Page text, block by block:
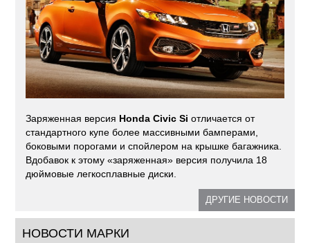
Заряженная версия Honda Civic Si отличается от
стандартного купе более массивными бамперами,
боковыми порогами и спойлером на крышке багажника.
Вдобавок к этому «заряженная» версия получила 18
дюймовые легкосплавные диски.
ДРУГИЕ НОВОСТИ
НОВОСТИ МАРКИ